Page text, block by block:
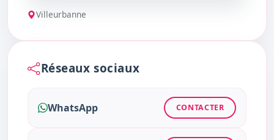
Villeurbanne
Réseaux sociaux
WhatsApp CONTACTER